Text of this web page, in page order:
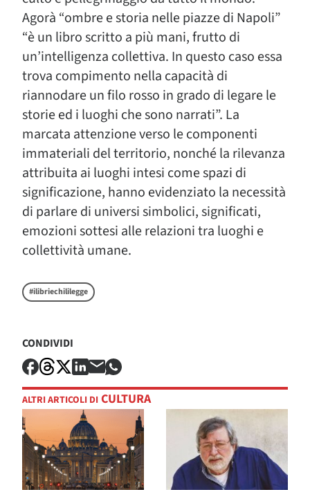
Agorà “ombre e storia nelle piazze di Napoli”
“è un libro scritto a più mani, frutto di
un’intelligenza collettiva. In questo caso essa
trova compimento nella capacità di
riannodare un filo rosso in grado di legare le
storie ed i luoghi che sono narrati”. La
marcata attenzione verso le componenti
immateriali del territorio, nonché la rilevanza
attribuita ai luoghi intesi come spazi di
significazione, hanno evidenziato la necessità
di parlare di universi simbolici, significati,
emozioni sottesi alle relazioni tra luoghi e
collettività umane.
#ilibriechililegge
CONDIVIDI
ALTRI ARTICOLI DI CULTURA